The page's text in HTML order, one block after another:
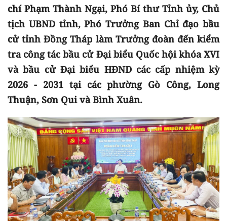
chí Phạm Thành Ngại, Phó Bí thư Tỉnh ủy, Chủ
tịch UBND tỉnh, Phó Trưởng Ban Chỉ đạo bầu
cử tỉnh Đồng Tháp làm Trưởng đoàn đến kiểm
tra công tác bầu cử Đại biểu Quốc hội khóa XVI
và bầu cử Đại biểu HĐND các cấp nhiệm kỳ
2026 - 2031 tại các phường Gò Công, Long
Thuận, Sơn Qui và Bình Xuân.